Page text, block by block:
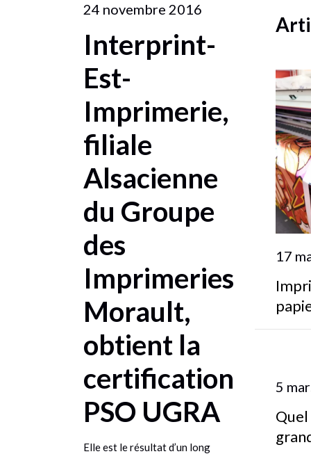
24 novembre 2016
Interprint-
Est-
Imprimerie,
filiale
Alsacienne
du Groupe
des
Imprimeries
Morault,
obtient la
certification
PSO UGRA
Elle est le résultat d’un long
17
5